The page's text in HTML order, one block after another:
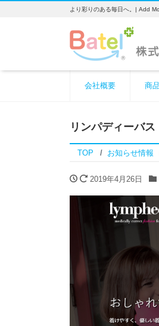
より彩りのある毎日へ。| Add
会社概要 商
リンパディーバ
TOP お知らせ情報
2019年4月26日